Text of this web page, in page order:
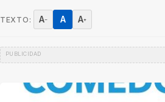
TEXTO: A− A A+